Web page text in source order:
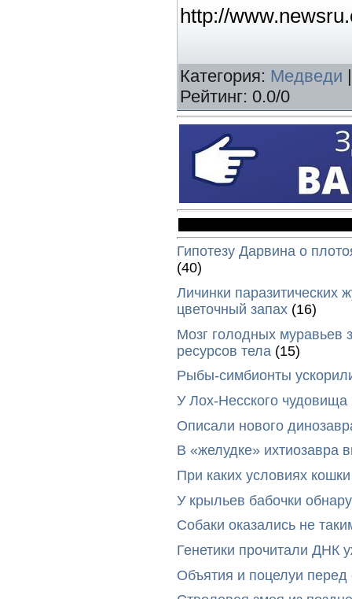
http://
Категория: Медведи
Рейтинг: 0.0/0
Гипотезу Дарвина о
(40)
Личинки паразитических
цветочный запах (16)
Мозг голодных муравьев
ресурсов тела (15)
Рыбы-симбионты
У Лох-Несского
Описали нового
В «желудке» ихтиозавра
При каких условиях
У крыльев бабочки
Собаки оказались не
Генетики прочитали ДНК
Объятия и поцелуи